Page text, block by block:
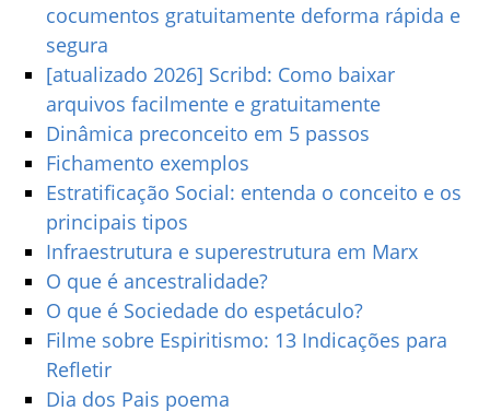
cocumentos gratuitamente deforma rápida e
segura
[atualizado 2026] Scribd: Como baixar
arquivos facilmente e gratuitamente
Dinâmica preconceito em 5 passos
Fichamento exemplos
Estratificação Social: entenda o conceito e os
principais tipos
Infraestrutura e superestrutura em Marx
O que é ancestralidade?
O que é Sociedade do espetáculo?
Filme sobre Espiritismo: 13 Indicações para
Refletir
Dia dos Pais poema